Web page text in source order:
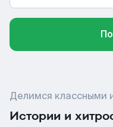
Делимся классными
Истории и